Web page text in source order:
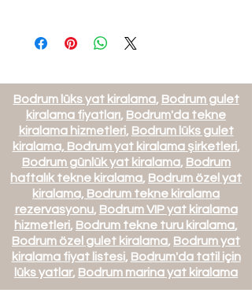
Bodrum lüks yat kiralama, Bodrum gulet
kiralama fiyatları, Bodrum'da tekne
kiralama hizmetleri, Bodrum lüks gulet
kiralama, Bodrum yat kiralama şirketleri,
Bodrum günlük yat kiralama, Bodrum
haftalık tekne kiralama, Bodrum özel yat
kiralama, Bodrum tekne kiralama
rezervasyonu, Bodrum VIP yat kiralama
hizmetleri, Bodrum tekne turu kiralama,
Bodrum özel gulet kiralama, Bodrum yat
kiralama fiyat listesi, Bodrum'da tatil için
lüks yatlar, Bodrum marina yat kiralama